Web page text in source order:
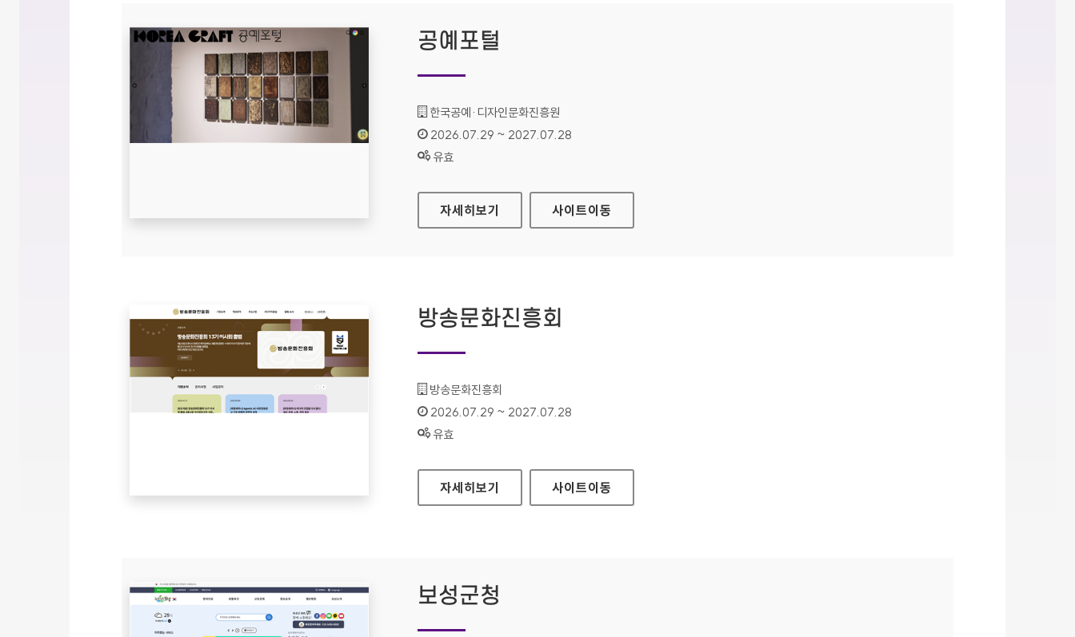
공예포털
기관명 :
한국공예·디자인문화진흥원
인증기간 :
2026.07.29 ~ 2027.07.28
상태 :
유효
공예포털
자세히보기 사이트이동
방송문화진흥회
기관명 :
방송문화진흥회
인증기간 :
2026.07.29 ~ 2027.07.28
상태 :
유효
방송문화진흥회
자세히보기 사이트이동
보성군청